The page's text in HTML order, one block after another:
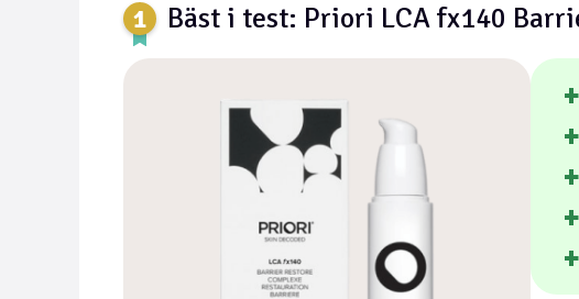
Bäst i test: Priori LCA fx140